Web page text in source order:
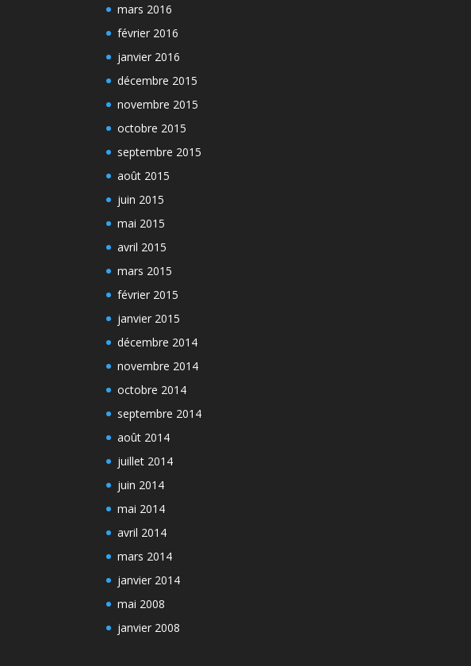
mars 2016
février 2016
janvier 2016
décembre 2015
novembre 2015
octobre 2015
septembre 2015
août 2015
juin 2015
mai 2015
avril 2015
mars 2015
février 2015
janvier 2015
décembre 2014
novembre 2014
octobre 2014
septembre 2014
août 2014
juillet 2014
juin 2014
mai 2014
avril 2014
mars 2014
janvier 2014
mai 2008
janvier 2008